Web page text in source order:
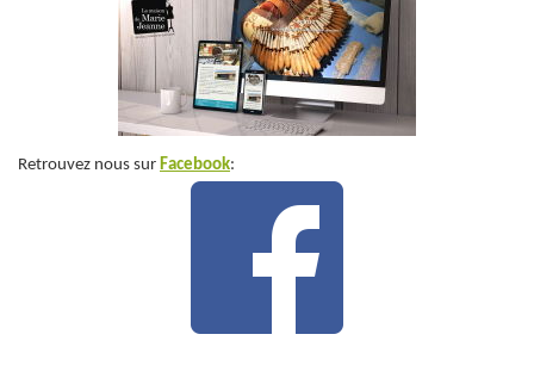
Retrouvez nous sur Facebook: